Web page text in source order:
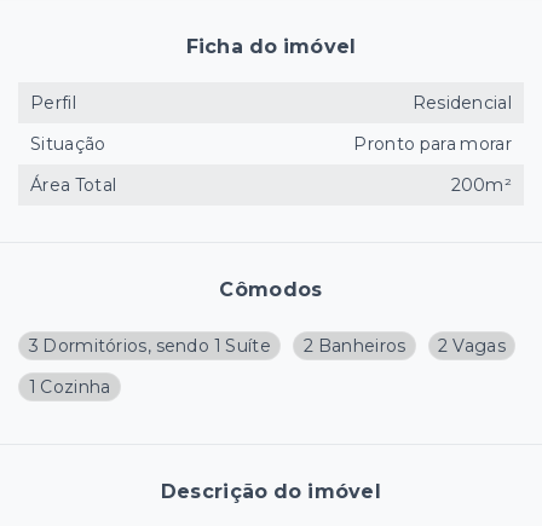
Cômodos
3 Dormitórios, sendo 1 Suíte 2 Banheiros
2 Vagas
1 Cozinha
Descrição do imóvel
Ficha do imóvel
Perfil
Residencial
Situação
Pronto para morar
Área Total
200m²